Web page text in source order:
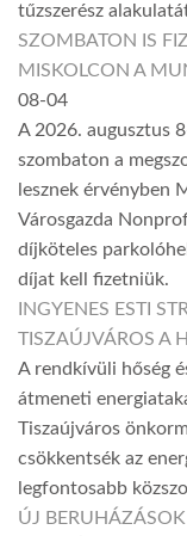
tűzszerész
SZOMBATON IS
MISKOLCON A
08-04
A 2026. augusztus
szombaton a
lesznek érvényben
Városgazda
díjköteles
díjat kell fizetniük.
INGYENES ESTI
TISZAÚJVÁROS A
A rendkívüli hőség
átmeneti
Tiszaújváros
csökkentsék az
legfontosabb
ÚJ BERUHÁZÁSOK